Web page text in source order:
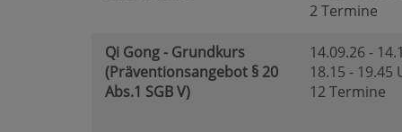
2 Termine
Qi Gong - Grundkurs
(Präventionsangebot § 20
Abs.1 SGB V)
14.09.26 -
18.15 - 19.45
12 Termine